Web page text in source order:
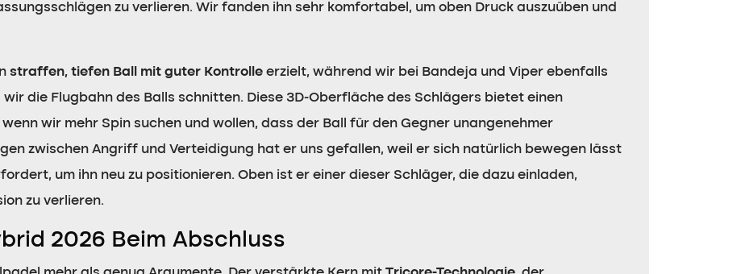
zu verlieren. Wir fanden ihn sehr komfortabel, um oben Druck auszuüben und
straffen, tiefen Ball mit guter Kontrolle erzielt, während wir bei Bandeja und Viper ebenfalls
die Flugbahn des Balls schnitten. Diese 3D-Oberfläche des Schlägers bietet einen
wir mehr Spin suchen und wollen, dass der Ball für den Gegner unangenehmer
zwischen Angriff und Verteidigung hat er uns gefallen, weil er sich natürlich bewegen lässt
um ihn neu zu positionieren. Oben ist er einer dieser Schläger, die dazu einladen,
zu verlieren.
2026 Beim Abschluss